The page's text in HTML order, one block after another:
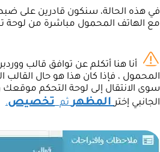
في هذه الحالة، سنكون قادرين على
مع الهاتف المحمول مباشرة من لوحة
أنا هنا أتكلم عن توافق قالب
المحمول ، فإذا كان هذا هو حال
سوى الانتقال إلى لوحة التحكم
الجانبي إخترالمظهر ثمتخصيص.